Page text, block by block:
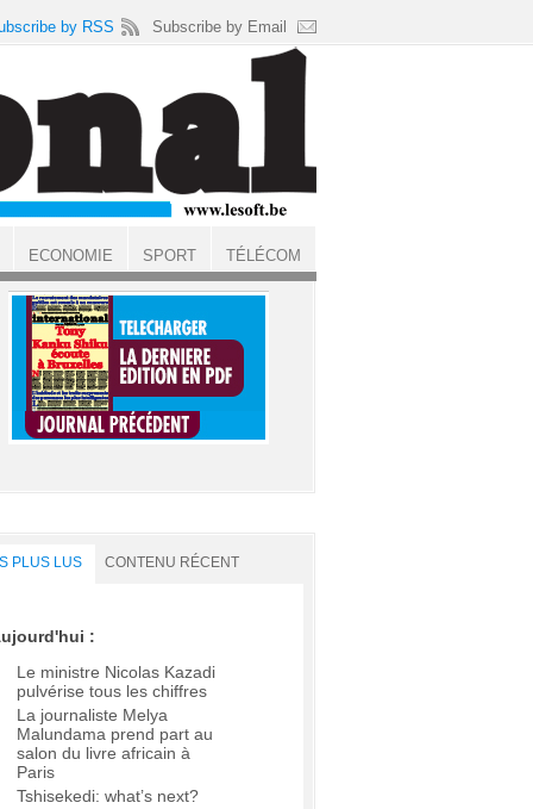
PLUS LUS CONTENU RÉCENT
:
Le ministre Nicolas Kazadi
pulvérise tous les chiffres
La journaliste Melya
Malundama prend part au
salon du livre africain à
Paris
Tshisekedi: what’s next?
by RSS Subscribe by Email
ECONOMIE SPORT TÉLÉCOM